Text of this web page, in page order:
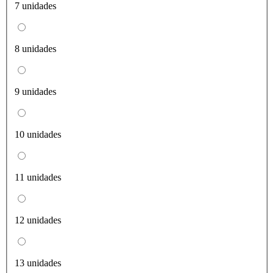
7 unidades
8 unidades
9 unidades
10 unidades
11 unidades
12 unidades
13 unidades